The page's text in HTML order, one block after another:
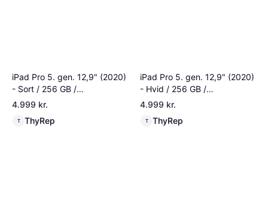
iPad Pro 5. gen. 12,9" (2020)
- Sort / 256 GB /
Fremragende
4.999 kr.
T ThyRep
iPad Pro 5. gen. 12,9" (2020)
- Hvid / 256 GB /
Fremragende
4.999 kr.
T ThyRep